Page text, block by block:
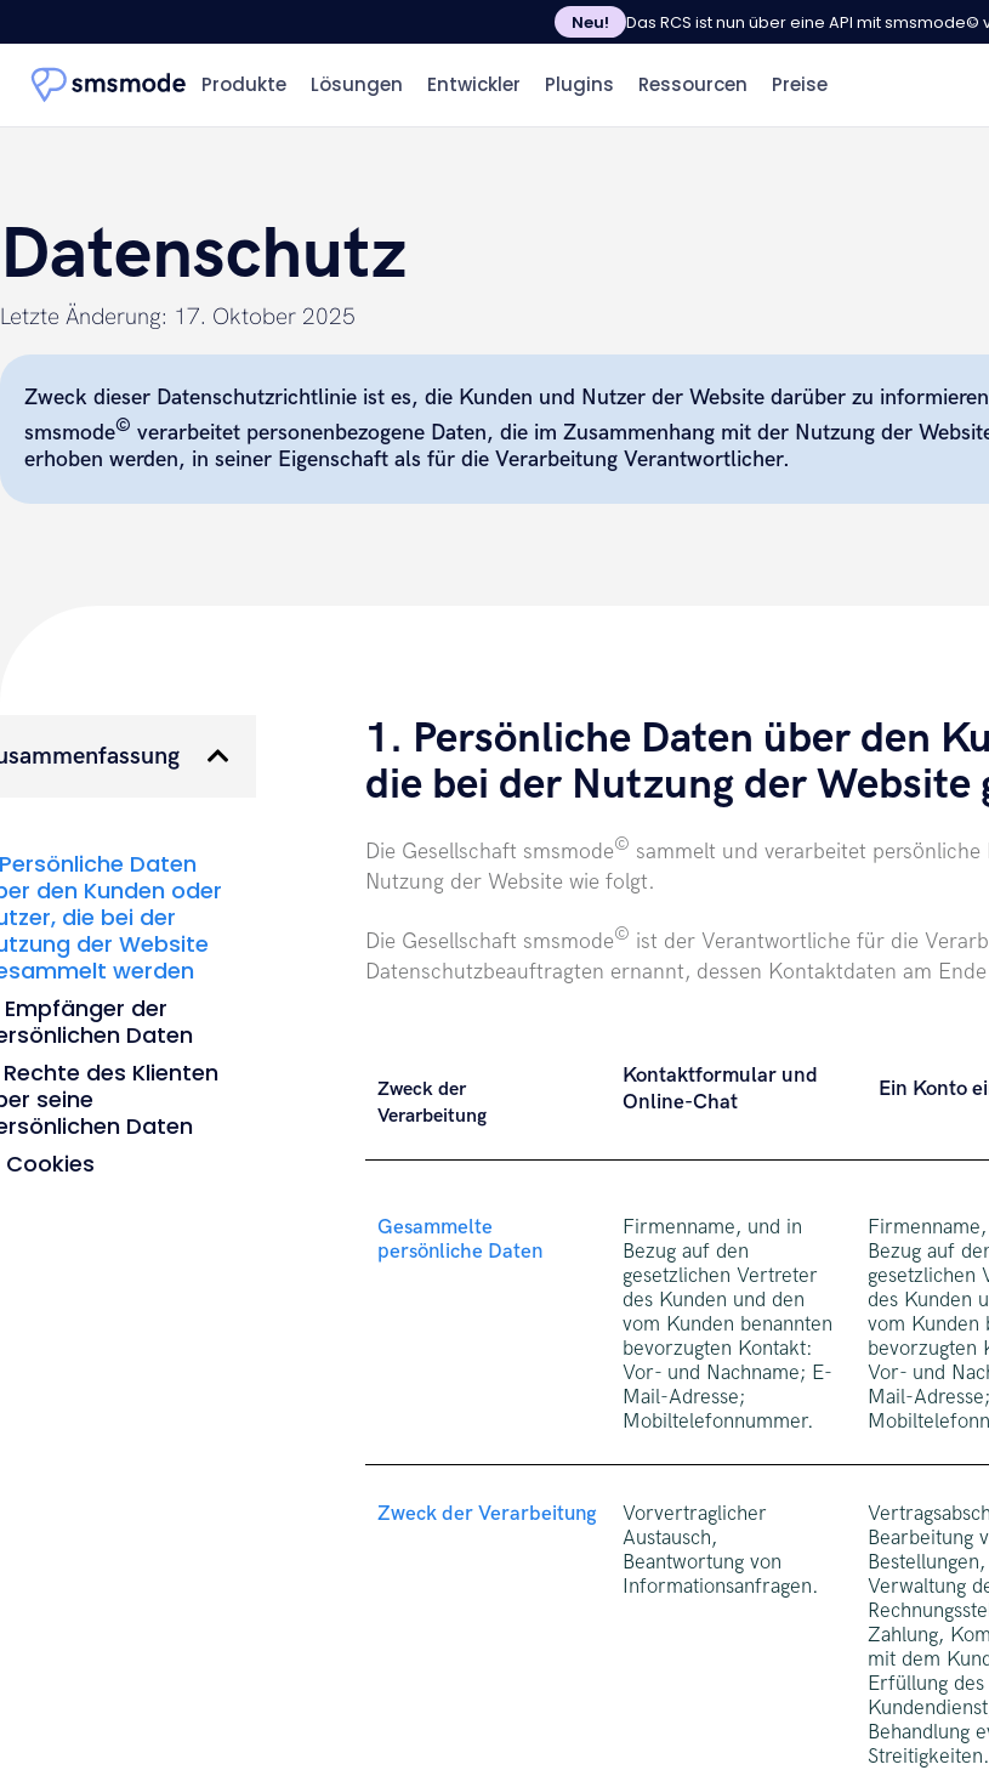
Neu! Das RCS ist nun über eine API mit smsmode©
Produkte Lösungen Entwickler Plugins Ressourcen Preise
Datenschutz
Letzte Änderung: 17. Oktober 2025
Zweck dieser Datenschutzrichtlinie ist es, die Kunden und Nutzer der Website darüber zu
smsmode© verarbeitet personenbezogene Daten, die im Zusammenhang mit der Nutzung der
erhoben werden, in seiner Eigenschaft als für die Verarbeitung Verantwortlicher.
Persönliche Daten
den Kunden oder
die bei der
der Website
werden
Empfänger der
Daten
Rechte des Klienten
seine
Daten
Cookies
1. Persönliche Daten über den
die bei der Nutzung der Website
Die Gesellschaft smsmode© sammelt und verarbeitet
Nutzung der Website wie folgt.
Die Gesellschaft smsmode© ist der Verantwortliche für die
Datenschutzbeauftragten ernannt, dessen Kontaktdaten am
Zweck der
Verarbeitung
Kontaktformular und
Online-Chat
Ein Konto
Gesammelte
persönliche Daten
Firmenname, und in
Bezug auf den
gesetzlichen Vertreter
des Kunden und den
vom Kunden benannten
bevorzugten Kontakt:
Vor- und Nachname; E-
Mail-Adresse;
Mobiltelefonnummer.
Bezug auf
gesetzlichen
des Kunden
vom Kunden
bevorzugten
Vor- und
Mail-Adresse;
Zweck der Verarbeitung
Vorvertraglicher
Austausch,
Beantwortung von
Informationsanfragen.
Bearbeitung
Bestellungen,
Verwaltung
Zahlung,
mit dem
Erfüllung
Behandlung
Streitigkeiten.